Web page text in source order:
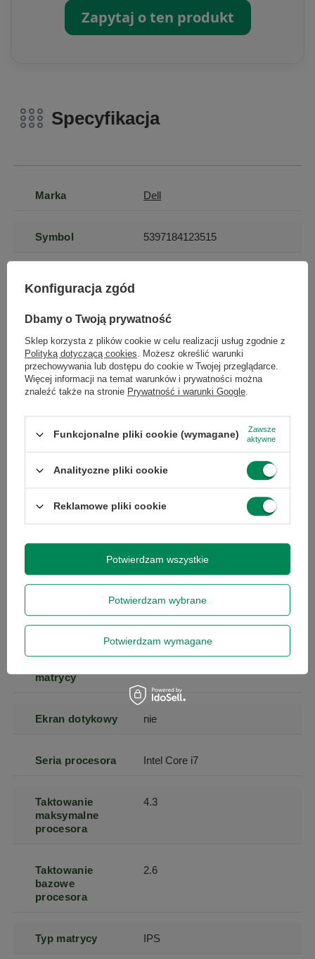
Zapytaj o ten produkt
Specyfikacja
Marka Dell
Symbol 5397184123515
Gwarancja
Gwarancja na 12
Marka Dell
Stan Używany
procesora
15.6
(px)
1920 x 1080
matrycy
Ekran dotykowy nie
Seria procesora Intel Core i7
Taktowanie
maksymalne
procesora
4.3
Taktowanie
bazowe
procesora
2.6
Typ matrycy IPS
Konfiguracja zgód
Dbamy o Twoją prywatność
Sklep korzysta z plików cookie w celu realizacji usług zgodnie z
Polityką dotyczącą cookies. Możesz określić warunki
przechowywania lub dostępu do cookie w Twojej przeglądarce.
Więcej informacji na temat warunków i prywatności można
znaleźć także na stronie Prywatność i warunki Google.
Funkcjonalne pliki cookie (wymagane)
Zawsze
aktywne
Analityczne pliki cookie
Reklamowe pliki cookie
Potwierdzam wybrane
Potwierdzam wymagane
Potwierdzam wszystkie